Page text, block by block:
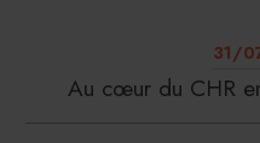
31/
Au cœur du CHR